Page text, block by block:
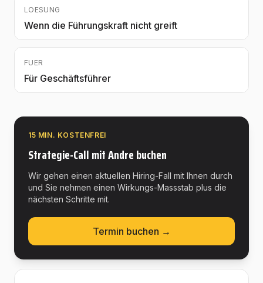
LOESUNG
Wenn die Führungskraft nicht greift
FUER
Für Geschäftsführer
15 MIN. KOSTENFREI
Strategie-Call mit Andre buchen
Wir gehen einen aktuellen Hiring-Fall mit Ihnen durch
und Sie nehmen einen Wirkungs-Massstab plus die
nächsten Schritte mit.
Termin buchen →